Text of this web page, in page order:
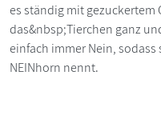
es ständig mit
das&nbsp;Tierchen ganz
einfach immer Nein,
NEINhorn nennt.